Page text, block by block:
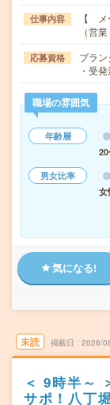
仕事内容
【 メ
（営
応募資格
ブラ
・受
職場の雰囲気
年齢層
男女比率
女
気になる!
未読 掲載日 2026/
＜ 9時半～
サポ！八丁